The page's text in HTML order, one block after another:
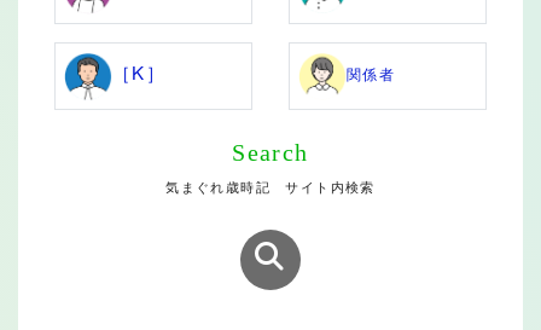
［K］ 関係者
Search
気まぐれ歳時記 サイト内検索